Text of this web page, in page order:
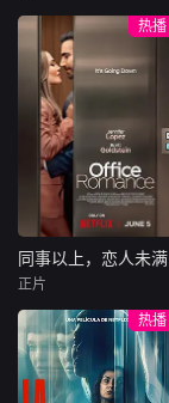
仿造名画、偷天换
日。几经波折，两
人联手在各方势力
的夹缝间巧妙周
旋，共历险阻，破
解重重困境。
于适
大漠之上，镖人、
官府、西域五大家
族等多方势力盘根
错节、暗潮涌动。
“天字第二号逃犯”
刀马接下特殊押镖
任务，和同伴一起
从西域护镖远赴长
安。不料，他们的
护送对象竟是“天字
郎……天下熙熙皆
为利来，各方势力
闻风入局，抢镖厮
热播
同事以上，恋人未满
布雷特·戈德斯坦
贝蒂·吉尔平
洛佩兹饰演的航空
同事以上，恋人未满
正片
热播